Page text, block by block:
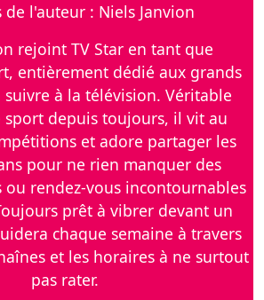
de l'auteur : Niels Janvion
rejoint TV Star en tant que
entièrement dédié aux grands
suivre à la télévision. Véritable
sport depuis toujours, il vit au
et adore partager les
pour ne rien manquer des
ou rendez-vous incontournables
prêt à vibrer devant un
chaque semaine à travers
et les horaires à ne surtout
pas rater.